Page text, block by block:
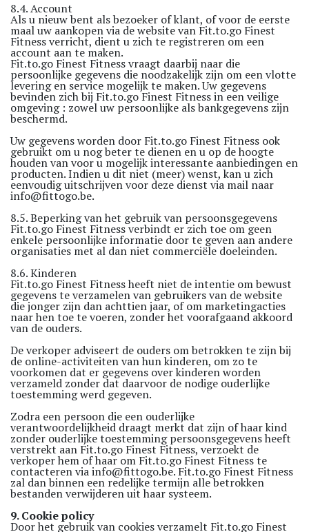
8.4. Account
Als u nieuw bent als bezoeker of klant, of voor de eerste
maal uw aankopen via de website van Fit.to.go Finest
Fitness verricht, dient u zich te registreren om een
account aan te maken.
Fit.to.go Finest Fitness vraagt daarbij naar die
persoonlijke gegevens die noodzakelijk zijn om een vlotte
levering en service mogelijk te maken. Uw gegevens
bevinden zich bij Fit.to.go Finest Fitness in een veilige
omgeving : zowel uw persoonlijke als bankgegevens zijn
beschermd.
Uw gegevens worden door Fit.to.go Finest Fitness ook
gebruikt om u nog beter te dienen en u op de hoogte
houden van voor u mogelijk interessante aanbiedingen en
producten. Indien u dit niet (meer) wenst, kan u zich
eenvoudig uitschrijven voor deze dienst via mail naar
info@fittogo.be.
8.5. Beperking van het gebruik van persoonsgegevens
Fit.to.go Finest Fitness verbindt er zich toe om geen
enkele persoonlijke informatie door te geven aan andere
organisaties met al dan niet commerciële doeleinden.
8.6. Kinderen
Fit.to.go Finest Fitness heeft niet de intentie om bewust
gegevens te verzamelen van gebruikers van de website
die jonger zijn dan achttien jaar, of om marketingacties
naar hen toe te voeren, zonder het voorafgaand akkoord
van de ouders.
De verkoper adviseert de ouders om betrokken te zijn bij
de online-activiteiten van hun kinderen, om zo te
voorkomen dat er gegevens over kinderen worden
verzameld zonder dat daarvoor de nodige ouderlijke
toestemming werd gegeven.
Zodra een persoon die een ouderlijke
verantwoordelijkheid draagt merkt dat zijn of haar kind
zonder ouderlijke toestemming persoonsgegevens heeft
verstrekt aan Fit.to.go Finest Fitness, verzoekt de
verkoper hem of haar om Fit.to.go Finest Fitness te
contacteren via info@fittogo.be. Fit.to.go Finest Fitness
zal dan binnen een redelijke termijn alle betrokken
bestanden verwijderen uit haar systeem.
9. Cookie policy
Door het gebruik van cookies verzamelt Fit.to.go Finest